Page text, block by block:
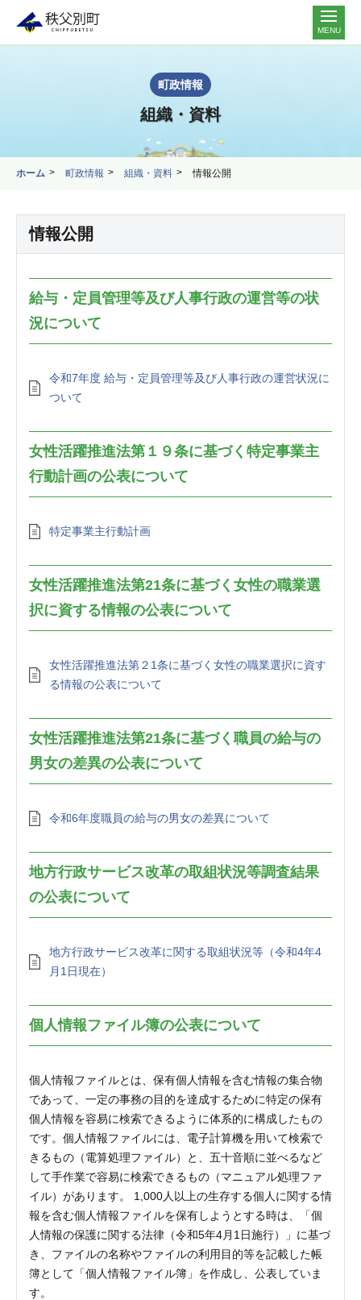
MENU
町政情報
組織・資料
ホーム 町政情報 組織・資料 情報公開
情報公開
給与・定員管理等及び人事行政の運営等の状
況について
令和7年度 給与・定員管理等及び人事行政の運営状況に
ついて
女性活躍推進法第１９条に基づく特定事業主
行動計画の公表について
特定事業主行動計画
女性活躍推進法第21条に基づく女性の職業選
択に資する情報の公表について
女性活躍推進法第２1条に基づく女性の職業選択に資す
る情報の公表について
女性活躍推進法第21条に基づく職員の給与の
男女の差異の公表について
令和6年度職員の給与の男女の差異について
地方行政サービス改革の取組状況等調査結果
の公表について
地方行政サービス改革に関する取組状況等（令和4年4
月1日現在）
個人情報ファイル簿の公表について
個人情報ファイルとは、保有個人情報を含む情報の集合物
であって、一定の事務の目的を達成するために特定の保有
個人情報を容易に検索できるように体系的に構成したもの
です。個人情報ファイルには、電子計算機を用いて検索で
きるもの（電算処理ファイル）と、五十音順に並べるなど
して手作業で容易に検索できるもの（マニュアル処理ファ
イル）があります。 1,000人以上の生存する個人に関する情
報を含む個人情報ファイルを保有しようとする時は、「個
人情報の保護に関する法律（令和5年4月1日施行）」に基づ
き、ファイルの名称やファイルの利用目的等を記載した帳
簿として「個人情報ファイル簿」を作成し、公表していま
す。